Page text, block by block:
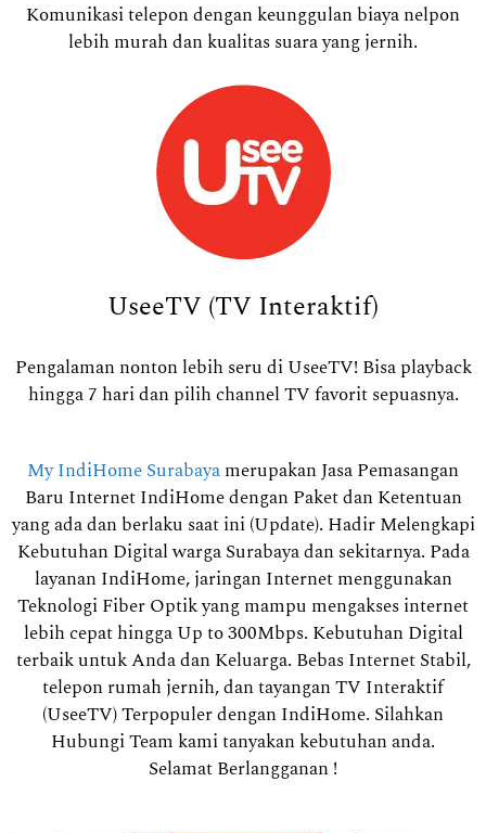
Komunikasi telepon dengan keunggulan biaya nelpon
lebih murah dan kualitas suara yang jernih.
UseeTV (TV Interaktif)
Pengalaman nonton lebih seru di UseeTV! Bisa playback
hingga 7 hari dan pilih channel TV favorit sepuasnya.
My IndiHome Surabayamerupakan Jasa Pemasangan
Baru Internet IndiHome dengan Paket dan Ketentuan
yang ada dan berlaku saat ini (Update). Hadir Melengkapi
Kebutuhan Digital warga Surabaya dan sekitarnya. Pada
layanan IndiHome, jaringan Internet menggunakan
Teknologi Fiber Optik yang mampu mengakses internet
lebih cepat hingga Up to 300Mbps. Kebutuhan Digital
terbaik untuk Anda dan Keluarga. Bebas Internet Stabil,
telepon rumah jernih, dan tayangan TV Interaktif
(UseeTV) Terpopuler dengan IndiHome. Silahkan
Hubungi Team kami tanyakan kebutuhan anda.
Selamat Berlangganan !